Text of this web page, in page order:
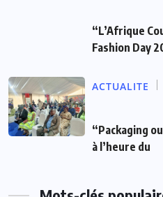
“L’Afrique
Fashion Day
ACTUALITE
“Packaging
à l’heure du